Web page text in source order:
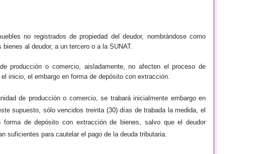
no registrados de propiedad del deudor, nombrándose como
al deudor, a un tercero o a la SUNAT.
producción o comercio, aisladamente, no afecten el proceso de
inicio, el embargo en forma de depósito con extracción.
de producción o comercio, se trabará inicialmente embargo en
supuesto, sólo vencidos treinta (30) días de trabada la medida, el
forma de depósito con extracción de bienes, salvo que el deudor
suficientes para cautelar el pago de la deuda tributaria.